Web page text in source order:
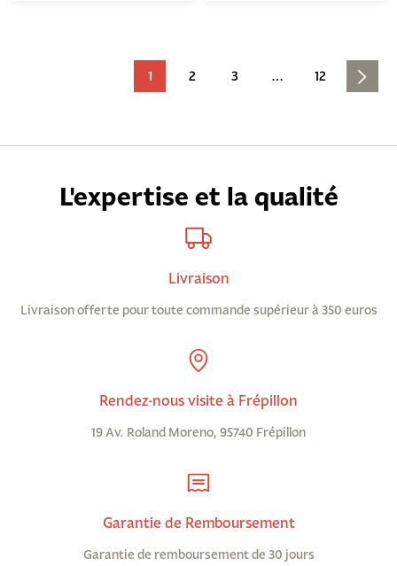
1 2 3 … 12
L'expertise et la qualité
Livraison
Livraison offerte pour toute commande supérieur à 350 euros
Rendez-nous visite à Frépillon
19 Av. Roland Moreno, 95740 Frépillon
Garantie de Remboursement
Garantie de remboursement de 30 jours